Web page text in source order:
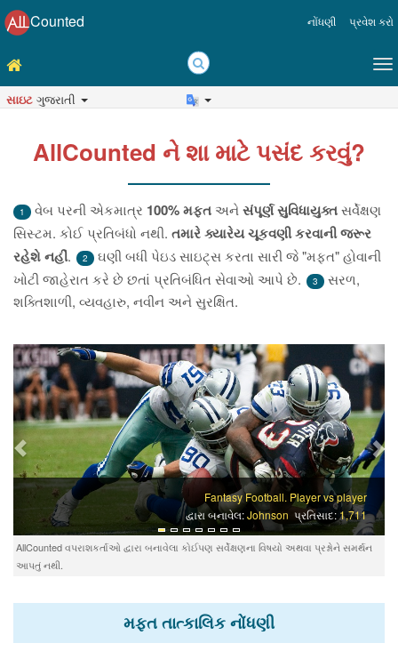
Counted નોંધણી પ્રવેશ કરો
સાઇટ ગુજરાતી
AllCounted ને શા માટે પસંદ કરવું?
1 વેબ પરની એકમાત્ર 100% મફતઅને સંપૂર્ણ સુવિધાયુક્તસર્વેક્ષણ
સિસ્ટમ. કોઈ પ્રતિબંધો નથી. તમારે ક્યારેય ચૂકવણી કરવાની જરૂર
રહેશે નહીં. 2
ઘણી બધી પેઇડ સાઇટ્સ કરતા સારી જે "મફત" હોવાની
ખોટી જાહેરાત કરે છે છતાં પ્રતિબંધિત સેવાઓ આપે છે.
3
સરળ,
શક્તિશાળી, વ્યવહારુ, નવીન અને સુરક્ષિત.
Fantasy Football. Player vs player
દ્વારા બનાવેલ:Johnson પ્રતિસાદ:1,711
પાછળ
AllCounted વપરાશકર્તાઓ દ્વારા બનાવેલા કોઈપણ સર્વેક્ષણના વિષયો અથવા પ્રશ્નોને સમર્થન
આપતું નથી.
મફત તાત્કાલિક નોંધણી